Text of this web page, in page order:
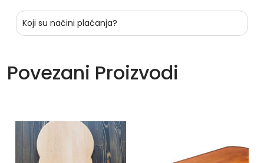
Koji su načini plaćanja?
Povezani Proizvodi